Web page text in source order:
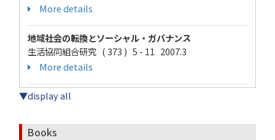
More details
地域社会の転換とソーシャル・ガバナンス
生活協同組合研究 ( 373 ) 5 - 11 2007.3
More details
▼display all
Books